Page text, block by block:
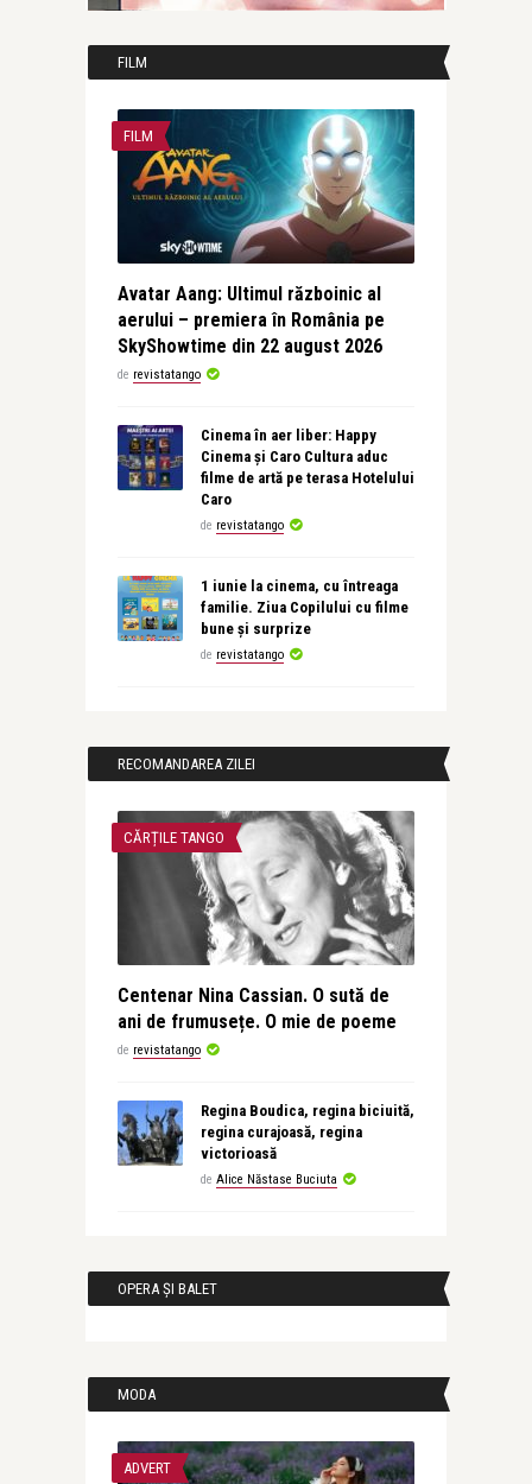
FILM
FILM
Avatar Aang: Ultimul războinic al
aerului – premiera în România pe
SkyShowtime din 22 august 2026
de revistatango
Cinema în aer liber: Happy
Cinema și Caro Cultura aduc
filme de artă pe terasa Hotelului
Caro
de revistatango
1 iunie la cinema, cu întreaga
familie. Ziua Copilului cu filme
bune și surprize
de revistatango
RECOMANDAREA ZILEI
CĂRȚILE TANGO
Centenar Nina Cassian. O sută de
ani de frumusețe. O mie de poeme
de revistatango
Regina Boudica, regina biciuită,
regina curajoasă, regina
victorioasă
de Alice Năstase Buciuta
OPERA ȘI BALET
MODA
ADVERT